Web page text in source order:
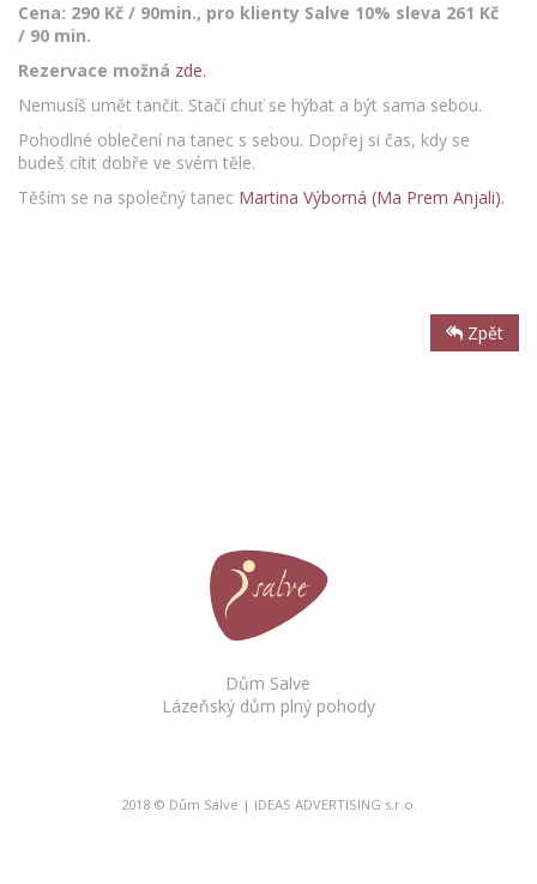
Cena: 290 Kč / 90min., pro klienty Salve 10% sleva 261 Kč
/ 90 min.
Rezervace možná zde.
Nemusíš umět tančit. Stačí chuť se hýbat a být sama sebou.
Pohodlné oblečení na tanec s sebou. Dopřej si čas, kdy se
budeš cítit dobře ve svém těle.
Těším se na společný tanec Martina Výborná (Ma Prem Anjali).
Zpět
Dům Salve
Lázeňský dům plný pohody
2018 © Dům Salve | IDEAS ADVERTISING s.r.o.